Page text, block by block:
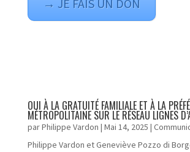
→ JE FAIS UN DON
OUI À LA GRATUITÉ FAMILIALE ET À LA
MÉTROPOLITAINE SUR LE RÉSEAU LIGNES
parPhilippe Vardon | Mai 14, 2025 |
Philippe Vardon et Geneviève Pozzo di